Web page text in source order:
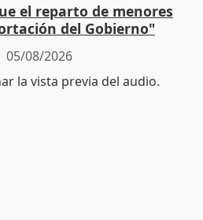
el reparto de menores
del Gobierno"
05/08/2026